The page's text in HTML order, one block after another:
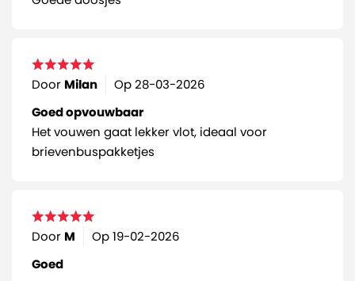
Door Milan Op28-03-2026
Goed opvouwbaar
Het vouwen gaat lekker vlot, ideaal voor
brievenbuspakketjes
Door M Op19-02-2026
Goed